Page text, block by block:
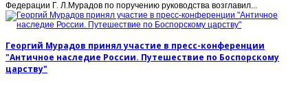
Федерации Г. Л.Мурадов по поручению руководства возглавил...
Георгий Мурадов принял участие в пресс-конференции
"Античное наследие России. Путешествие по Боспорскому
царству"